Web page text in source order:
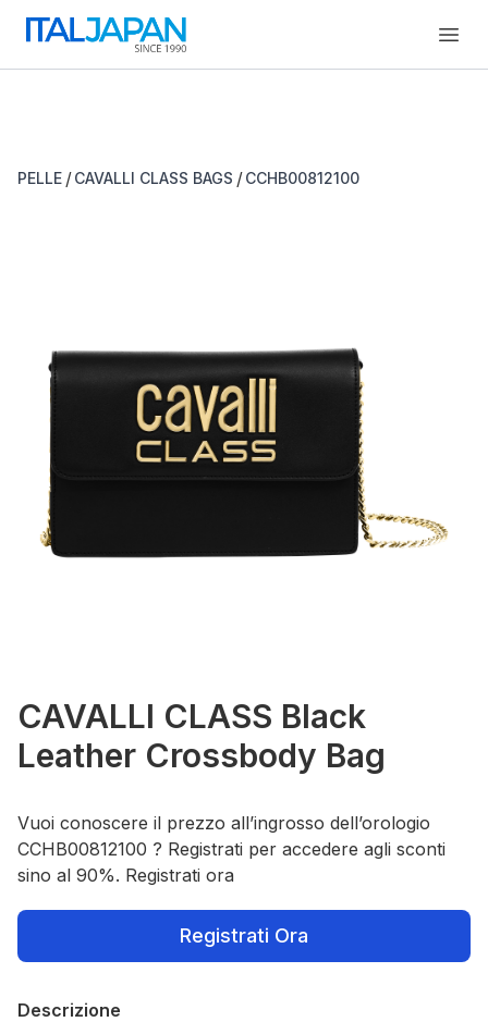
PELLE / CAVALLI CLASS BAGS / CCHB00812100
CAVALLI CLASS Black
Leather Crossbody Bag
Vuoi conoscere il prezzo all’ingrosso dell’orologio
CCHB00812100 ? Registrati per accedere agli sconti
sino al 90%. Registrati ora
Registrati Ora
Descrizione